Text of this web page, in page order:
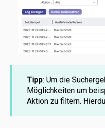
Tipp: Um die
Möglichkeiten um
Aktion zu filtern.